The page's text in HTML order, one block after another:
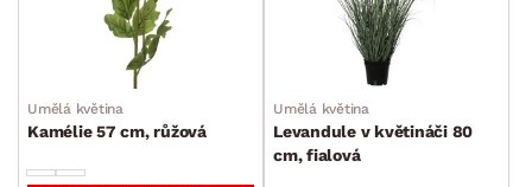
Umělá květina
Kamélie 57 cm, růžová
Umělá květina
Levandule v květináči 80
cm, fialová